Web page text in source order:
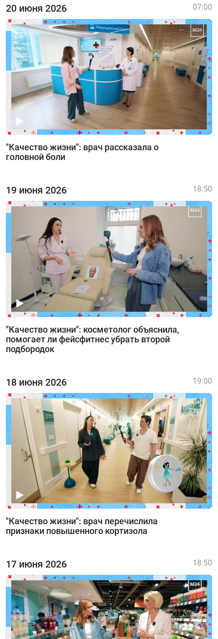
20 июня 2026
"Качество жизни": врач рассказала о
головной боли
07:00
19 июня 2026
"Качество жизни": косметолог объяснила,
помогает ли фейсфитнес убрать второй
подбородок
18:50
18 июня 2026
"Качество жизни": врач перечислила
признаки повышенного кортизола
19:00
17 июня 2026 18:50